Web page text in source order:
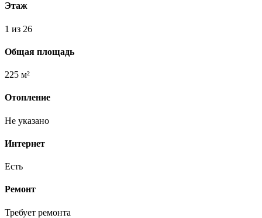
Этаж
1 из 26
Общая площадь
225 м²
Отопление
Не указано
Интернет
Есть
Ремонт
Требует ремонта